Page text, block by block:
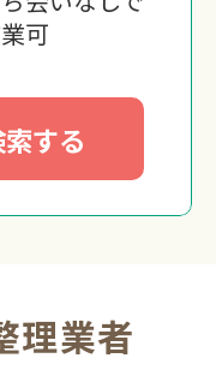
可
する
理業者